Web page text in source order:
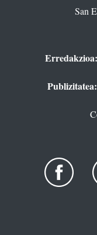
San
Erredakzioa:
Publizitatea: